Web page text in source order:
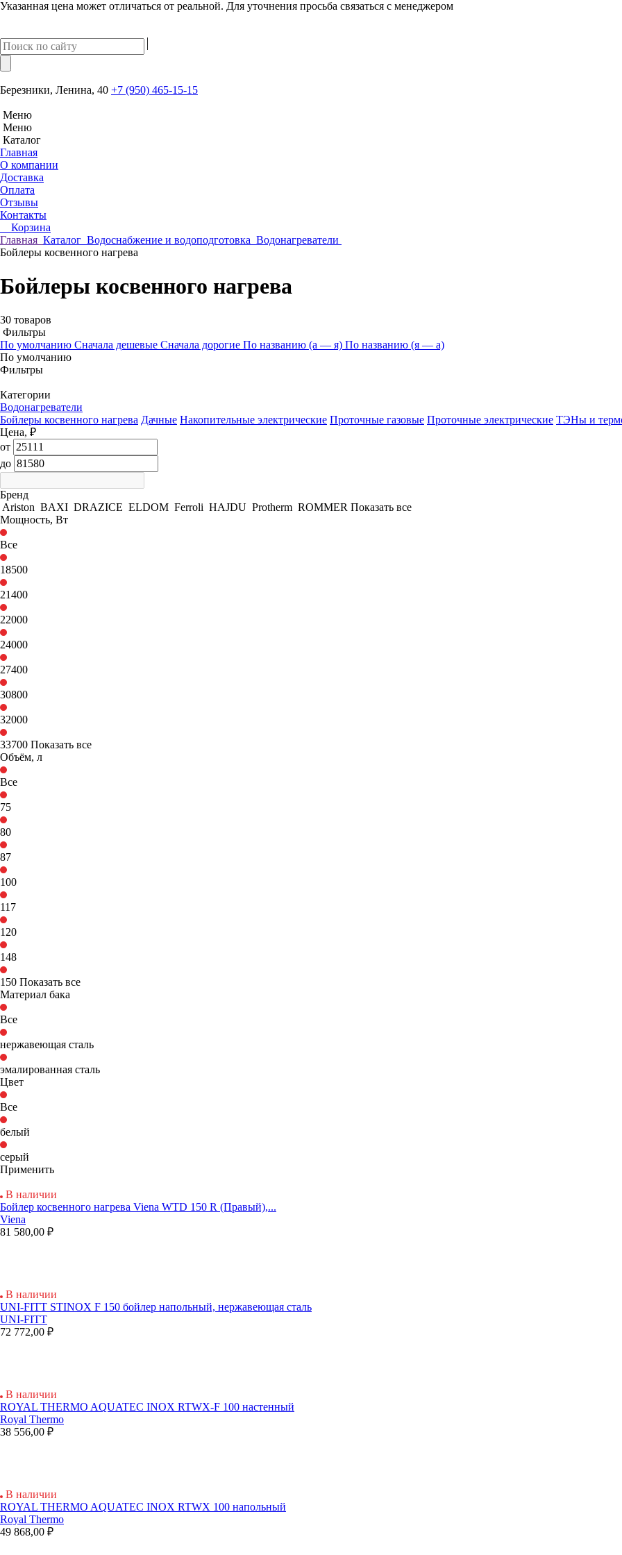
Указанная цена может отличаться от реальной. Для уточнения просьба связаться с менеджером
Березники, Ленина, 40 +7 (950) 465-15-15
Меню
Меню
Каталог
Главная
О компании
Доставка
Оплата
Отзывы
Контакты
Корзина
Главная Каталог Водоснабжение и водоподготовка Водонагреватели
Бойлеры косвенного нагрева
Бойлеры косвенного нагрева
30 товаров
Фильтры
По умолчанию Сначала дешевые Сначала дорогие По названию (а — я) По названию (я — а)
По умолчанию
Фильтры
Категории
Водонагреватели
Бойлеры косвенного нагрева Дачные Накопительные электрические Проточные газовые Проточные электрические ТЭНы и
Цена, ₽
от
до
Бренд
Ariston BAXI DRAZICE ELDOM Ferroli HAJDU Protherm ROMMER Показать все
Мощность, Вт
Все
18500
21400
22000
24000
27400
30800
32000
33700 Показать все
Объём, л
Все
75
80
87
100
117
120
148
150 Показать все
Материал бака
Все
нержавеющая сталь
эмалированная сталь
Цвет
Все
белый
серый
Применить
В наличии
Бойлер косвенного нагрева Viena WTD 150 R (Правый),...
Viena
81 580,00 ₽
В наличии
UNI-FITT STINOX F 150 бойлер напольный, нержавеющая сталь
UNI-FITT
72 772,00 ₽
В наличии
ROYAL THERMO AQUATEC INOX RTWX-F 100 настенный
Royal Thermo
38 556,00 ₽
В наличии
ROYAL THERMO AQUATEC INOX RTWX 100 напольный
Royal Thermo
49 868,00 ₽